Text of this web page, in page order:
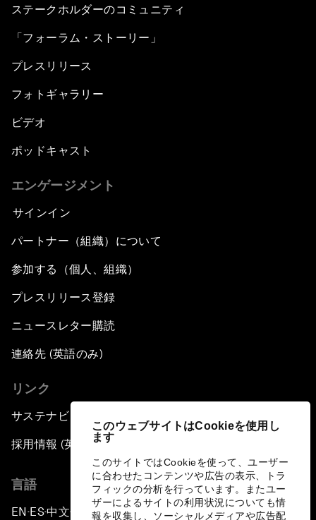
このウェブサイトはCookieを使用し
ます
このサイトではCookieを使って、ユーザー
に合わせたコンテンツや広告の表示、トラ
フィックの分析を行っています。またユー
ザーによるサイトの利用状況についても情
報を収集し、ソーシャルメディアや広告配
ステークホルダーのコミュニティ
「フォーラム・ストーリー」
プレスリリース
フォトギャラリー
ビデオ
ポッドキャスト
エンゲージメント
サインイン
パートナー（組織）について
参加する（個人、組織）
プレスリリース登録
ニュースレター購読
連絡先 (英語のみ)
リンク
サステナビリティへの取り組み
採用情報 (英語のみ)
言語
EN ▪ES▪中文▪ 日本語